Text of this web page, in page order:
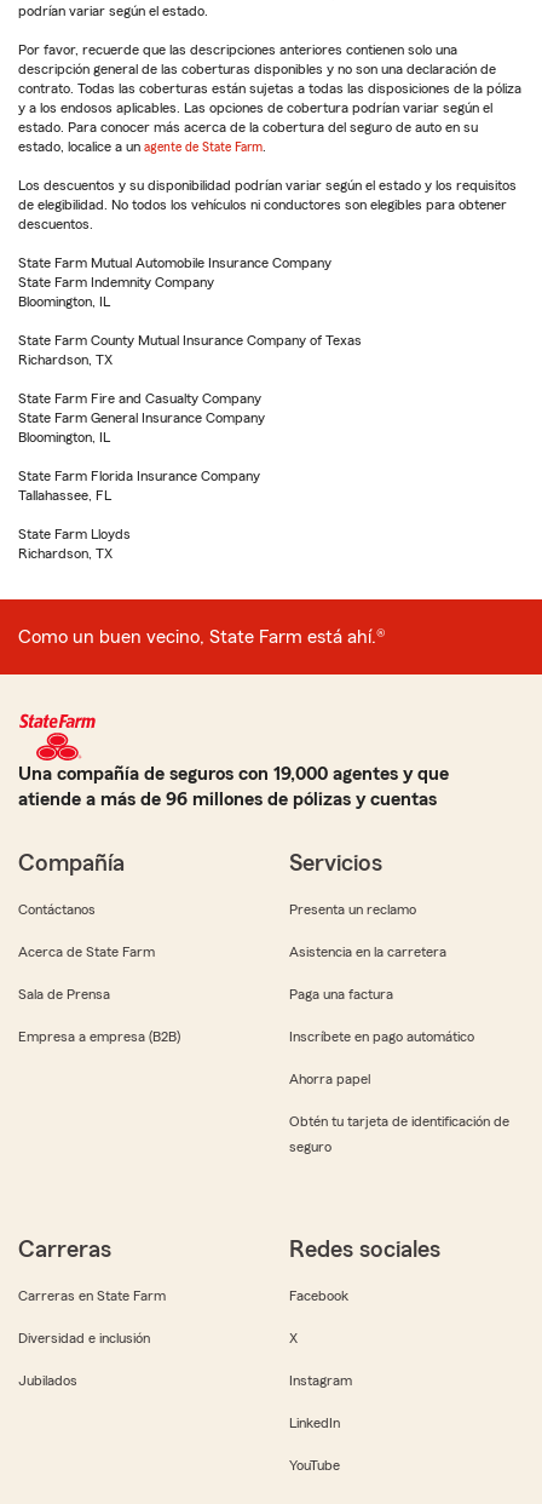
podrían variar según el estado.
Por favor, recuerde que las descripciones anteriores contienen solo una
descripción general de las coberturas disponibles y no son una declaración de
contrato. Todas las coberturas están sujetas a todas las disposiciones de la póliza
y a los endosos aplicables. Las opciones de cobertura podrían variar según el
estado. Para conocer más acerca de la cobertura del seguro de auto en su
estado, localice a un agente de State Farm
Los descuentos y su disponibilidad podrían variar según el estado y los requisitos
de elegibilidad. No todos los vehículos ni conductores son elegibles para obtener
descuentos.
State Farm Mutual Automobile Insurance Company
State Farm Indemnity Company
Bloomington, IL
State Farm County Mutual Insurance Company of Texas
Richardson, TX
State Farm Fire and Casualty Company
State Farm General Insurance Company
Bloomington, IL
State Farm Florida Insurance Company
Tallahassee, FL
State Farm Lloyds
Richardson, TX
Como un buen vecino, State Farm está ahí.®
Una compañía de seguros con 19,000 agentes y que
atiende a más de 96 millones de pólizas y cuentas
Compañía
Contáctanos
Acerca de State Farm
Sala de Prensa
Empresa a empresa (B2B)
Servicios
Presenta un reclamo
Asistencia en la carretera
Paga una factura
Inscríbete en pago automático
Ahorra papel
Obtén tu tarjeta de identificación de
seguro
Carreras
Carreras en State Farm
Diversidad e inclusión
Jubilados
Redes sociales
Facebook
X
Instagram
LinkedIn
YouTube